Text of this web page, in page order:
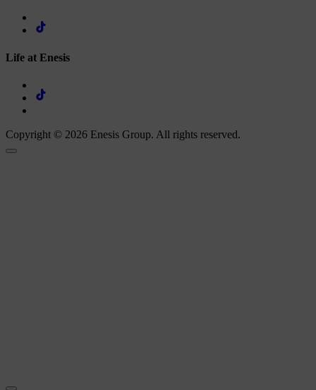
Life at Enesis
Copyright © 2026 Enesis Group. All rights reserved.